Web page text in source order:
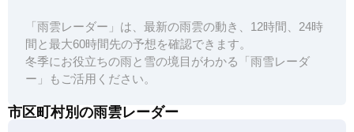
「雨雲レーダー」は、最新の雨雲の動き、12時間、24時
間と最大60時間先の予想を確認できます。
冬季にお役立ちの雨と雪の境目がわかる「雨雪レーダ
ー」もご活用ください。
市区町村別の雨雲レーダー